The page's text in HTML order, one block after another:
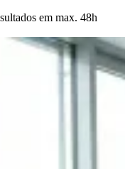
em max. 48h